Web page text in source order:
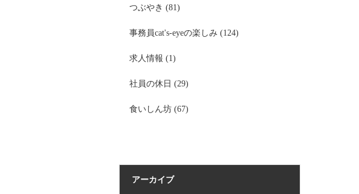
つぶやき (81)
事務員cat's-eyeの楽しみ (124)
求人情報 (1)
社員の休日 (29)
食いしん坊 (67)
アーカイブ